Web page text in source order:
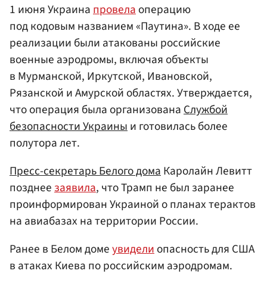
1 июня Украинапровелаоперацию
под кодовым названием «Паутина». В ходе ее
реализации были атакованы российские
военные аэродромы, включая объекты
в Мурманской, Иркутской, Ивановской,
Рязанской и Амурской областях. Утверждается,
что операция была организованаСлужбой
безопасности Украиныи готовилась более
полутора лет.
Пресс-секретарь Белого домаКаролайн Левитт
позднеезаявила, что Трамп не был заранее
проинформирован Украиной о планах терактов
на авиабазах на территории России.
Ранее в Белом домеувиделиопасность для США
в атаках Киева по российским аэродромам.